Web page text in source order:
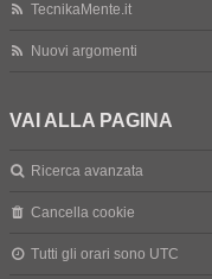
TecnikaMente.it
Nuovi argomenti
VAI ALLA PAGINA
Ricerca avanzata
Cancella cookie
Tutti gli orari sono UTC